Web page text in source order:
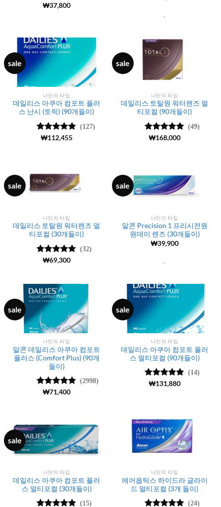
5 중에서
₩37,800
.
sale
나만의 타입
데일리스 아쿠아 컴포트 플러
스 난시 (토릭) (90개들이)
5 중에서5
(127)
₩112,455
sale
나만의 타입
데일리스 토탈원 워터렌즈 멀
티포컬 (90개들이)
5 중에서5
(49)
₩168,000
sale
나만의 타입
데일리스 토탈원 워터렌즈 멀
티포컬 (30개들이)
5 중에서
(32)
₩69,300
sale
나만의 타입
알콘 Precision 1 프리시전원
원데이 렌즈 (30개들이)
₩39,900
sale
나만의 타입
알콘 데일리스 아쿠아 컴포트
플러스 (Comfort Plus) (90개
들이)
5 중에서
(2998)
₩71,400
sale
나만의 타입
데일리스 아쿠아 컴포트 플러
스 멀티포컬 (90개들이)
5 중에서5
(14)
₩131,880
sale
나만의 타입
데일리스 아쿠아 컴포트 플러
스 멀티포컬 (30개들이)
(15)
나만의 타입
에어옵틱스 하이드라 글라이
드 멀티포컬 (3개 들이)
(24)